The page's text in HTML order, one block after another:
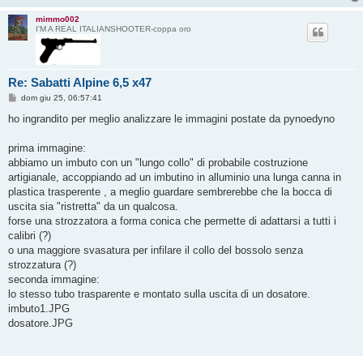
mimmo002
I'M A REAL ITALIANSHOOTER-coppa oro
Re: Sabatti Alpine 6,5 x47
M
s
g
i
o
dom giu 25, 06:57:41
ho ingrandito per meglio analizzare le immagini postate da pynoedyno
prima immagine:
abbiamo un imbuto con un "lungo collo" di probabile costruzione
artigianale, accoppiando ad un imbutino in alluminio una lunga canna in
plastica trasperente , a meglio guardare sembrerebbe che la bocca di
uscita sia "ristretta" da un qualcosa.
forse una strozzatora a forma conica che permette di adattarsi a tutti i
calibri (?)
o una maggiore svasatura per infilare il collo del bossolo senza
strozzatura (?)
seconda immagine:
lo stesso tubo trasparente e montato sulla uscita di un dosatore.
imbuto1.JPG
dosatore.JPG